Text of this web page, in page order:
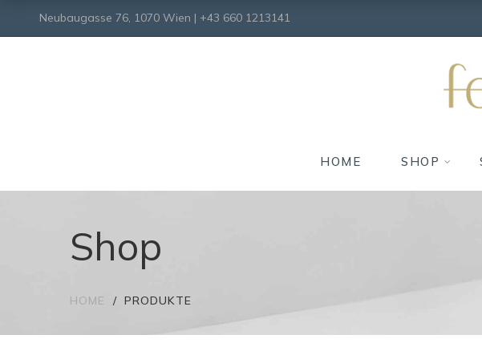
Neubaugasse 76, 1070 Wien | +43 660 1213141
HOME SHOP
Shop
HOME PRODUKTE